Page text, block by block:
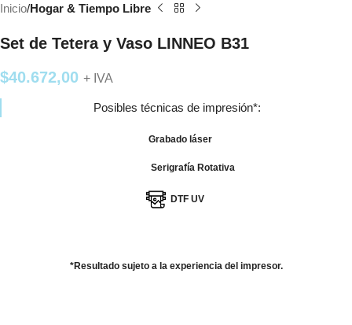
Inicio Hogar & Tiempo Libre
Set de Tetera y Vaso LINNEO B31
$40.672,00 + IVA
Posibles técnicas de impresión*:
Grabado láser
Serigrafía Rotativa
DTF UV
*Resultado sujeto a la experiencia del impresor.